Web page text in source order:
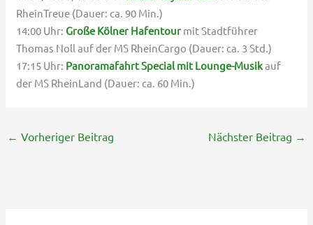
RheinTreue (Dauer: ca. 90 Min.)
14:00 Uhr: Große Kölner Hafentourmit Stadtführer
Thomas Noll auf der MS RheinCargo (Dauer: ca. 3 Std.)
17:15 Uhr: Panoramafahrt Special mit Lounge-Musikauf
der MS RheinLand (Dauer: ca. 60 Min.)
← Vorheriger Beitrag Nächster Beitrag →